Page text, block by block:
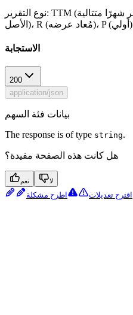
نوع التقرير: TTM (آخر اثني عشر شهرًا متتالية)، A (كما أُبلِغ عنه في
الأصل)، R (مُعاد عرضه)، P (أولي)
الاستجابة
200
application/json
بيانات فئة السهم
The response is of type string.
هل كانت هذه الصفحة مفيدة؟
نعم لا
اقترح تعديلات اطرح مشكلة